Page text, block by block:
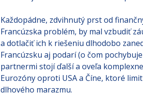
Každopádne, zdvihnutý prst od
Francúzska problém, by mal vzbudiť
a dotlačiť ich k riešeniu dlhodobo
Francúzsku aj podarí (o čom
partnermi stojí ďalší a oveľa
Eurozóny oproti USA a Číne, ktoré